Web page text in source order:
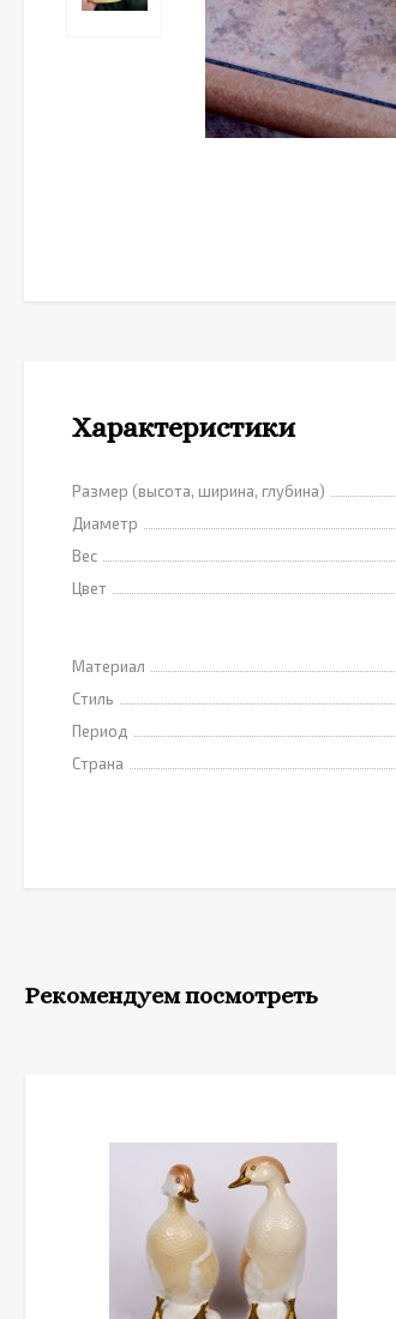
Характеристики
Размер (высота, ширина, глубина)
Диаметр
Вес
Цвет
Материал
Стиль
Период
Страна
Рекомендуем посмотреть